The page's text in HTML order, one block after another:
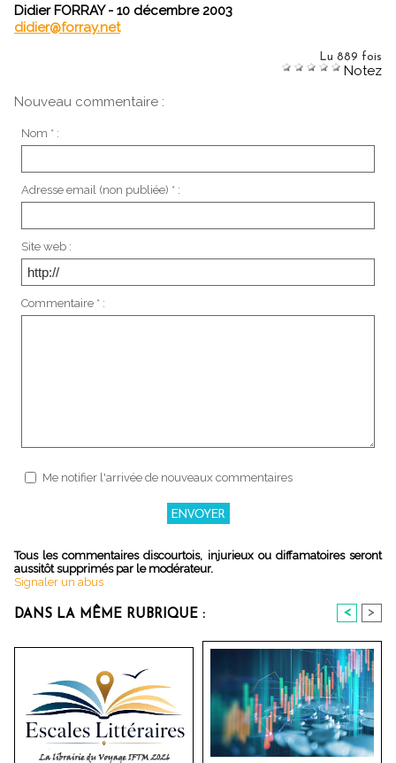
Didier FORRAY - 10 décembre 2003
didier@forray.net
Lu 889 fois
Notez
Nouveau commentaire :
Nom * :
Adresse email (non publiée) * :
Site web :
Commentaire * :
Me notifier l'arrivée de nouveaux commentaires
Tous les commentaires discourtois, injurieux ou diffamatoires seront
aussitôt supprimés par le modérateur.
Signaler un abus
DANS LA MÊME RUBRIQUE : < >